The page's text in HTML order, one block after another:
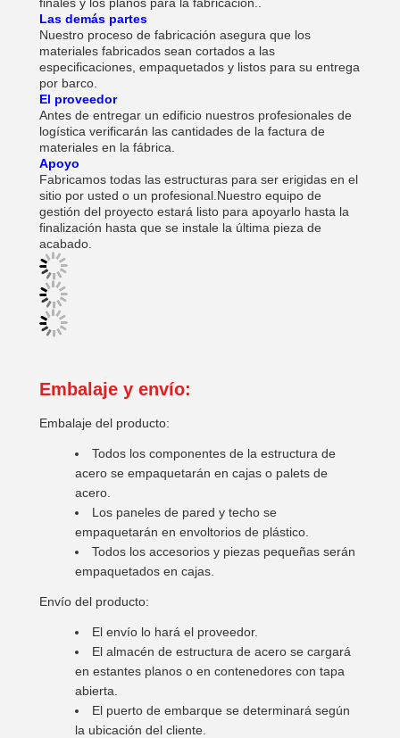
Las demás partes
Nuestro proceso de fabricación asegura que los
materiales fabricados sean cortados a las
especificaciones, empaquetados y listos para su entrega
por barco.
El proveedor
Antes de entregar un edificio nuestros profesionales de
logística verificarán las cantidades de la factura de
materiales en la fábrica.
Apoyo
Fabricamos todas las estructuras para ser erigidas en el
sitio por usted o un profesional.Nuestro equipo de
gestión del proyecto estará listo para apoyarlo hasta la
finalización hasta que se instale la última pieza de
acabado.
Embalaje y envío:
Embalaje del producto:
Todos los componentes de la estructura de
acero se empaquetarán en cajas o palets de
acero.
Los paneles de pared y techo se
empaquetarán en envoltorios de plástico.
Todos los accesorios y piezas pequeñas serán
empaquetados en cajas.
Envío del producto:
El envío lo hará el proveedor.
El almacén de estructura de acero se cargará
en estantes planos o en contenedores con tapa
abierta.
El puerto de embarque se determinará según
la ubicación del cliente.